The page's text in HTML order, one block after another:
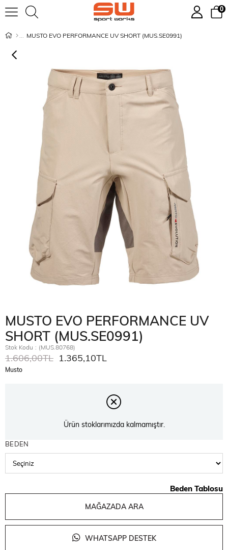
0
MUSTO EVO PERFORMANCE UV SHORT (MUS.SE0991)
MUSTO EVO PERFORMANCE UV
SHORT (MUS.SE0991)
Stok Kodu (MUS.80768)
1.606,00TL 1.365,10TL
Musto
Ürün stoklarımızda kalmamıştır.
BEDEN
Beden Tablosu
MAĞAZADA ARA
WHATSAPP DESTEK